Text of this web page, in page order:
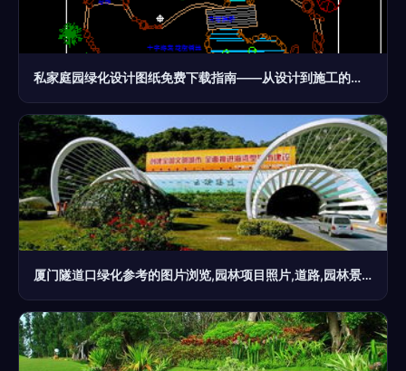
私家庭园绿化设计图纸免费下载指南——从设计到施工的全流程解析
厦门隧道口绿化参考的图片浏览,园林项目照片,道路,园林景观设计施工图纸资料下载